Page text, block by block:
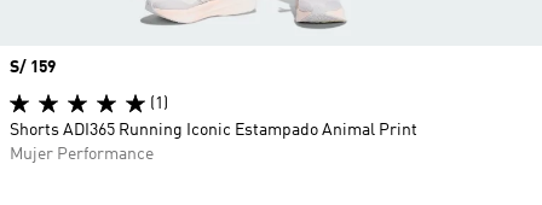
Precio
S/ 159
(1)
Shorts ADI365 Running Iconic Estampado Animal Print
Mujer Performance